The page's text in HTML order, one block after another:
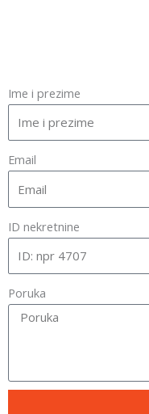
Ime i prezime
Email
ID nekretnine
Poruka